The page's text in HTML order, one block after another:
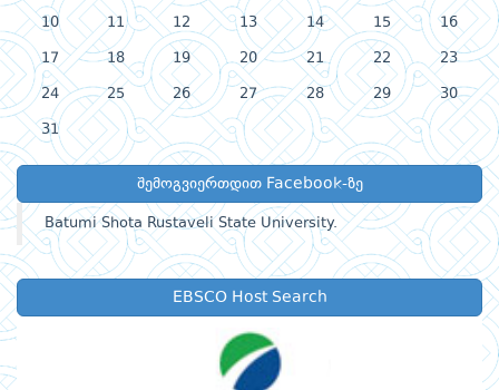
10 11 12 13 14 15 16
17 18 19 20 21 22 23
24 25 26 27 28 29 30
31
შემოგვიერთდით Facebook-ზე
Batumi Shota Rustaveli State University.
EBSCO Host Search